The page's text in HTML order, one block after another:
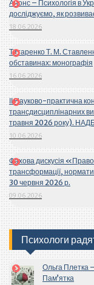
Анонс – Психологія в
досліджуємо, як
18.06.2026
Титаренко Т. М.
обставинах: монографія
16.06.2026
ІІ Науково-практична
трансдисциплінарних
травня 2026 року).
10.06.2026
Фахова дискусія
трансформації,
30 червня 2026 р.
09.06.2026
Психологи
Ольга Плетка –
Пам’ятка